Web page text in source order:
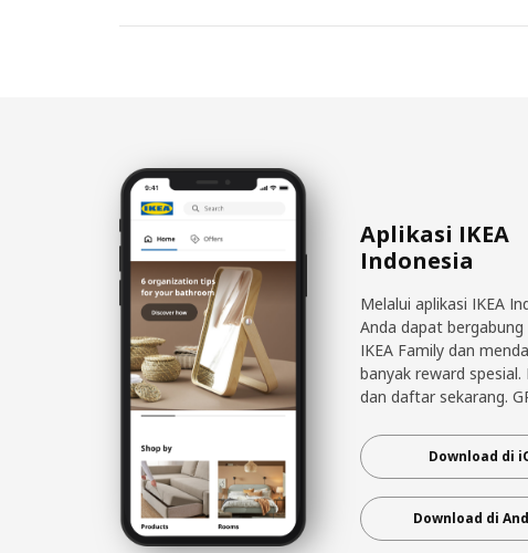
Aplikasi IKEA
Indonesia
Melalui aplikasi IKEA
Anda dapat
IKEA Family dan
banyak reward
dan daftar sekarang.
Download di
Download di